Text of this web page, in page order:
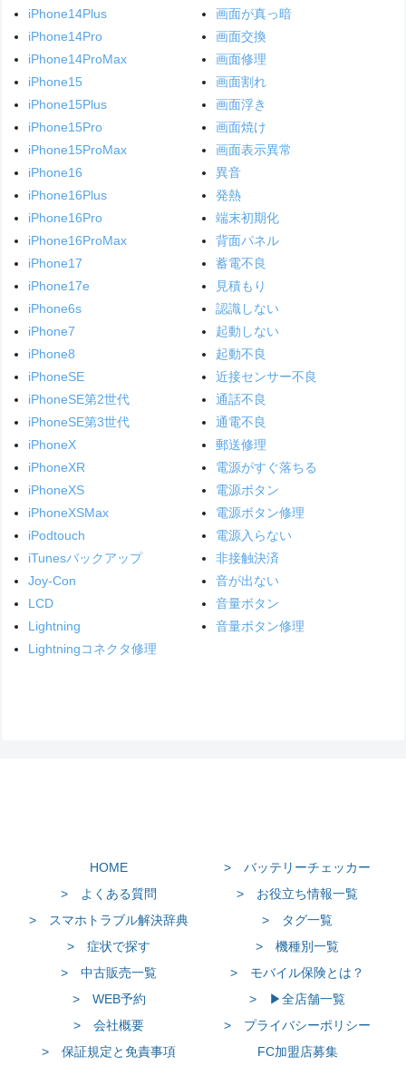
iPhone14Plus
iPhone14Pro
iPhone14ProMax
iPhone15
iPhone15Plus
iPhone15Pro
iPhone15ProMax
iPhone16
iPhone16Plus
iPhone16Pro
iPhone16ProMax
iPhone17
iPhone17e
iPhone6s
iPhone7
iPhone8
iPhoneSE
iPhoneSE第2世代
iPhoneSE第3世代
iPhoneX
iPhoneXR
iPhoneXS
iPhoneXSMax
iPodtouch
iTunesバックアップ
Joy-Con
LCD
Lightning
Lightningコネクタ修理
画面が真っ暗
画面交換
画面修理
画面割れ
画面浮き
画面焼け
画面表示異常
異音
発熱
端末初期化
背面パネル
蓄電不良
見積もり
認識しない
起動しない
起動不良
近接センサー不良
通話不良
通電不良
郵送修理
電源がすぐ落ちる
電源ボタン
電源ボタン修理
電源入らない
非接触決済
音が出ない
音量ボタン
音量ボタン修理
HOME
> バッテリーチェッカー
> よくある質問
> お役立ち情報一覧
> スマホトラブル解決辞典
> タグ一覧
> 症状で探す
> 機種別一覧
> 中古販売一覧
> モバイル保険とは？
> WEB予約
> ▶全店舗一覧
> 会社概要
> プライバシーポリシー
> 保証規定と免責事項
FC加盟店募集